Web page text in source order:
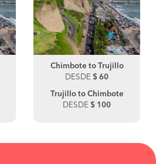
Chimbote to Trujillo
DESDE $ 60
Trujillo to Chimbote
DESDE $ 100